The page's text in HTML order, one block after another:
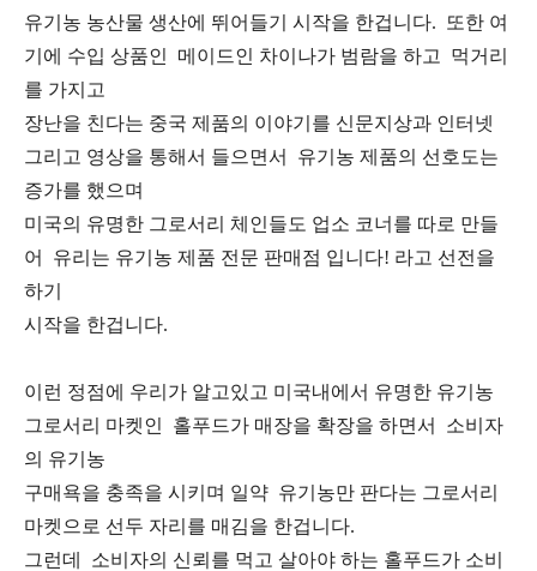
유기농 농산물 생산에 뛰어들기 시작을 한겁니다. 또한 여
기에 수입 상품인 메이드인 차이나가 범람을 하고 먹거리
를 가지고
장난을 친다는 중국 제품의 이야기를 신문지상과 인터넷
그리고 영상을 통해서 들으면서 유기농 제품의 선호도는
증가를 했으며
미국의 유명한 그로서리 체인들도 업소 코너를 따로 만들
어 유리는 유기농 제품 전문 판매점 입니다! 라고 선전을
하기
시작을 한겁니다.
이런 정점에 우리가 알고있고 미국내에서 유명한 유기농
그로서리 마켓인 홀푸드가 매장을 확장을 하면서 소비자
의 유기농
구매욕을 충족을 시키며 일약 유기농만 판다는 그로서리
마켓으로 선두 자리를 매김을 한겁니다.
그런데 소비자의 신뢰를 먹고 살아야 하는 홀푸드가 소비